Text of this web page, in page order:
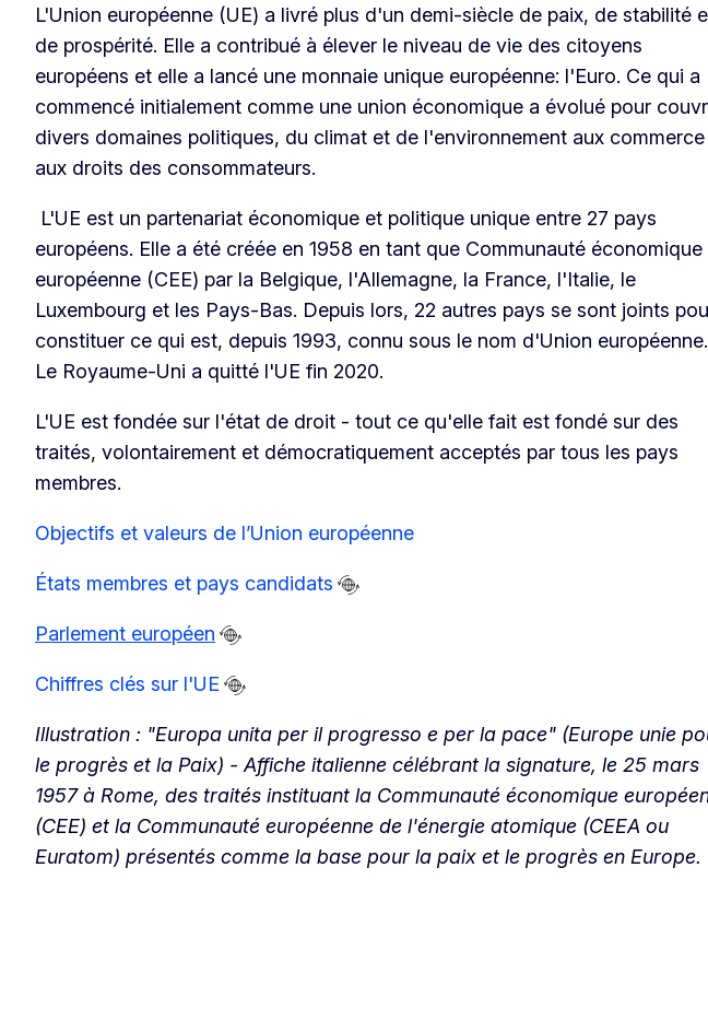
L'Union européenne (UE) a livré plus d'un demi-siècle de paix, de stabilité
de prospérité. Elle a contribué à élever le niveau de vie des citoyens
européens et elle a lancé une monnaie unique européenne: l'Euro. Ce qui a
commencé initialement comme une union économique a évolué pour
divers domaines politiques, du climat et de l'environnement aux
aux droits des consommateurs.
L'UE est un partenariat économique et politique unique entre 27 pays
européens. Elle a été créée en 1958 en tant que Communauté économique
européenne (CEE) par la Belgique, l'Allemagne, la France, l'Italie, le
Luxembourg et les Pays-Bas. Depuis lors, 22 autres pays se sont joints
constituer ce qui est, depuis 1993, connu sous le nom d'Union européenne.
Le Royaume-Uni a quitté l'UE fin 2020.
L'UE est fondée sur l'état de droit - tout ce qu'elle fait est fondé sur des
traités, volontairement et démocratiquement acceptés par tous les pays
membres.
Objectifs et valeurs de l’Union européenne
États membres et pays candidats
Parlement européen
Chiffres clés sur l'UE
Illustration : "Europa unita per il progresso e per la pace" (Europe unie
le progrès et la Paix) - Affiche italienne célébrant la signature, le 25 mars
1957 à Rome, des traités instituant la Communauté économique
(CEE) et la Communauté européenne de l'énergie atomique (CEEA ou
Euratom) présentés comme la base pour la paix et le progrès en Europe.